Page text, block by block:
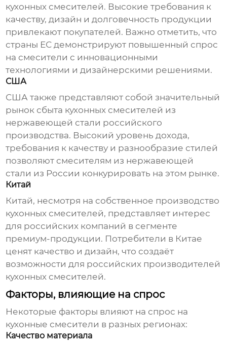
кухонных смесителей. Высокие требования к
качеству, дизайн и долговечность продукции
привлекают покупателей. Важно отметить, что
страны ЕС демонстрируют повышенный спрос
на смесители с инновационными
технологиями и дизайнерскими решениями.
США
США также представляют собой значительный
рынок сбыта кухонных смесителей из
нержавеющей стали российского
производства. Высокий уровень дохода,
требования к качеству и разнообразие стилей
позволяют смесителям из нержавеющей
стали из России конкурировать на этом рынке.
Китай
Китай, несмотря на собственное производство
кухонных смесителей, представляет интерес
для российских компаний в сегменте
премиум-продукции. Потребители в Китае
ценят качество и дизайн, что создаёт
возможности для российских производителей
кухонных смесителей.
Факторы, влияющие на спрос
Некоторые факторы влияют на спрос на
кухонные смесители в разных регионах:
Качество материала